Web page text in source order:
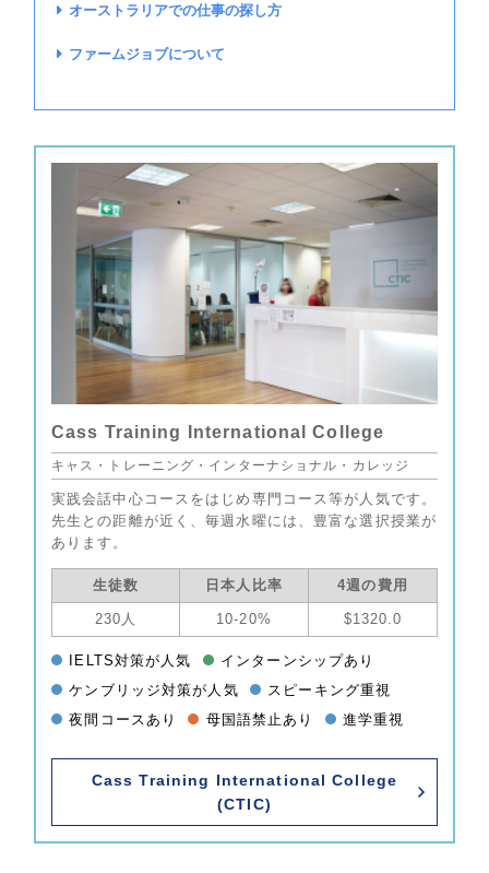
オーストラリアでの仕事の探し方
ファームジョブについて
Cass Training International College
キャス・トレーニング・インターナショナル・カレッジ
実践会話中心コースをはじめ専門コース等が人気です。
先生との距離が近く、毎週水曜には、豊富な選択授業が
あります。
生徒数 日本人比率 4週の費用
230人 10-20% $1320.0
IELTS対策が人気
インターンシップあり
ケンブリッジ対策が人気
スピーキング重視
夜間コースあり
母国語禁止あり 進学重視
Cass Training International College
(CTIC)